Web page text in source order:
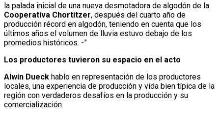
la palada inicial de una nueva desmotadora de algodón de la
Cooperativa Chortitzer, después del cuarto año de
producción récord en algodón, teniendo en cuenta que los
últimos años el volumen de lluvia estuvo debajo de los
promedios históricos. -”
Los productores tuvieron su espacio en el acto
Alwin Dueck hablo en representación de los productores
locales, una experiencia de producción y vida bien típica de la
región con verdaderos desafíos en la producción y su
comercialización.